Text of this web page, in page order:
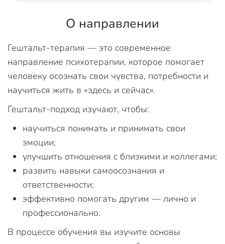
О направлении
Гештальт-терапия — это современное
направление психотерапии, которое помогает
человеку осознать свои чувства, потребности и
научиться жить в «здесь и сейчас».
Гештальт-подход изучают, чтобы:
научиться понимать и принимать свои
эмоции;
улучшить отношения с близкими и коллегами;
развить навыки самоосознания и
ответственности;
эффективно помогать другим — лично и
профессионально.
В процессе обучения вы изучите основы